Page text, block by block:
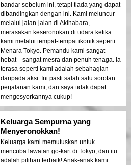
bandar sebelum ini, tetapi tiada yang dapat
dibandingkan dengan ini. Kami meluncur
melalui jalan-jalan di Akihabara,
merasakan keseronokan di udara ketika
kami melalui tempat-tempat ikonik seperti
Menara Tokyo. Pemandu kami sangat
hebat—sangat mesra dan penuh tenaga. Ia
terasa seperti kami adalah sebahagian
daripada aksi. Ini pasti salah satu sorotan
perjalanan kami, dan saya tidak dapat
mengesyorkannya cukup!
Keluarga Sempurna yang
Menyeronokkan!
Keluarga kami memutuskan untuk
mencuba lawatan go-kart di Tokyo, dan itu
adalah pilihan terbaik! Anak-anak kami